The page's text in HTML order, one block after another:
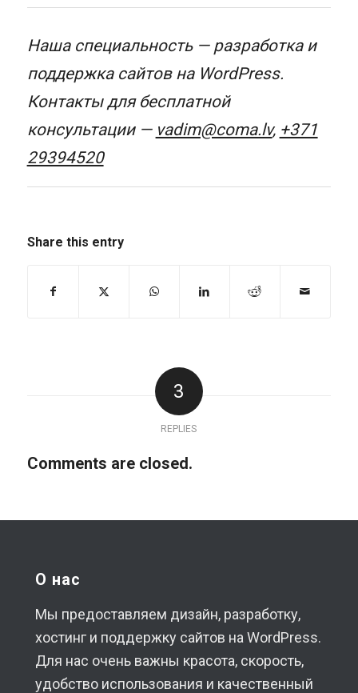
Наша специальность — разработка и
поддержка сайтов на WordPress.
Контакты для бесплатной
консультации — vadim@coma.lv, +371
29394520
Share this entry
3
REPLIES
Comments are closed.
О нас
Мы предоставляем дизайн, разработку,
хостинг и поддержку сайтов на WordPress.
Для нас очень важны красота, скорость,
удобство использования и качественный